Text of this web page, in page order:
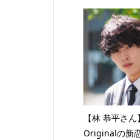
【林 恭平さ
Originalの新